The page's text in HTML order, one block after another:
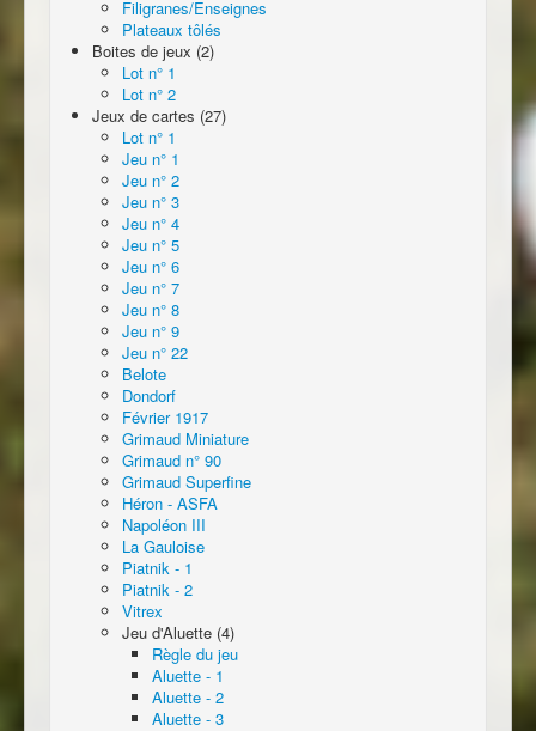
Filigranes/Enseignes
Plateaux tôlés
Boites de jeux (2)
Lot n° 1
Lot n° 2
Jeux de cartes (27)
Lot n° 1
Jeu n° 1
Jeu n° 2
Jeu n° 3
Jeu n° 4
Jeu n° 5
Jeu n° 6
Jeu n° 7
Jeu n° 8
Jeu n° 9
Jeu n° 22
Belote
Dondorf
Février 1917
Grimaud Miniature
Grimaud n° 90
Grimaud Superfine
Héron - ASFA
Napoléon III
La Gauloise
Piatnik - 1
Piatnik - 2
Vitrex
Jeu d'Aluette (4)
Règle du jeu
Aluette - 1
Aluette - 2
Aluette - 3